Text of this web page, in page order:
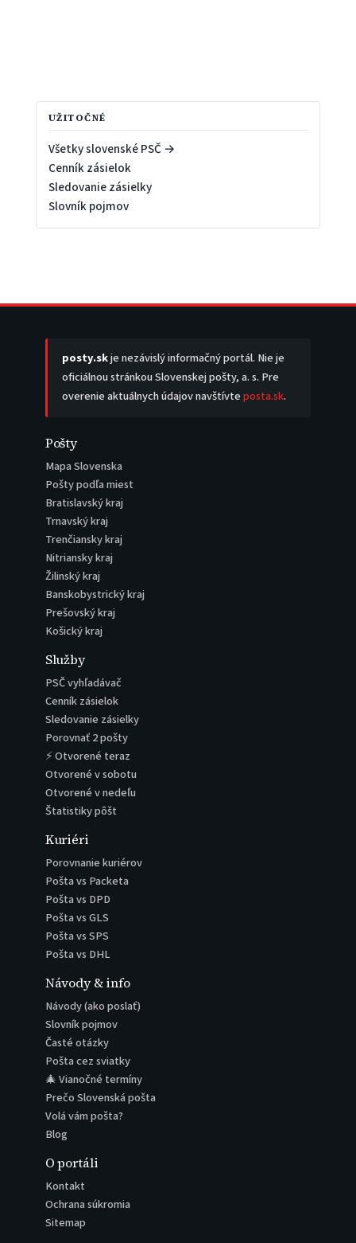
UŽITOČNÉ
Všetky slovenské PSČ →
Cenník zásielok
Sledovanie zásielky
Slovník pojmov
posty.skje nezávislý informačný portál. Nie je
oficiálnou stránkou Slovenskej pošty, a. s. Pre
overenie aktuálnych údajov navštívteposta.sk.
Pošty
Mapa Slovenska
Pošty podľa miest
Bratislavský kraj
Trnavský kraj
Trenčiansky kraj
Nitriansky kraj
Žilinský kraj
Banskobystrický kraj
Prešovský kraj
Košický kraj
Služby
PSČ vyhľadávač
Cenník zásielok
Sledovanie zásielky
Porovnať 2 pošty
⚡ Otvorené teraz
Otvorené v sobotu
Otvorené v nedeľu
Štatistiky pôšt
Kuriéri
Porovnanie kuriérov
Pošta vs Packeta
Pošta vs DPD
Pošta vs GLS
Pošta vs SPS
Pošta vs DHL
Návody & info
Návody (ako poslať)
Slovník pojmov
Časté otázky
Pošta cez sviatky
🎄 Vianočné termíny
Prečo Slovenská pošta
Volá vám pošta?
Blog
O portáli
Kontakt
Ochrana súkromia
Sitemap